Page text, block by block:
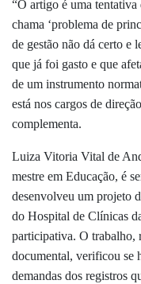
“O artigo é uma tentativa
chama ‘problema de
de gestão não dá certo e
que já foi gasto e que
de um instrumento
está nos cargos de
complementa.
Luiza Vitoria Vital de
mestre em Educação, é
desenvolveu um projeto
do Hospital de Clínicas
participativa. O trabalho,
documental, verificou se
demandas dos registros